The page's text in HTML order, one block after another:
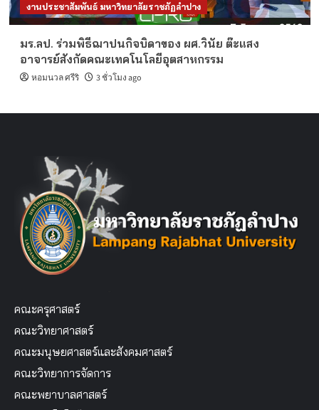
งานประชาสัมพันธ์ มหาวิทยาลัยราชภัฏลำปาง
มร.ลป. ร่วมพิธีฌาปนกิจบิดาของ ผศ.วินัย ต๊ะแสง
อาจารย์สังกัดคณะเทคโนโลยีอุตสาหกรรม
หอมนวล ศรีริ 3 ชั่วโมง ago
คณะครุศาสตร์
คณะวิทยาศาสตร์
คณะมนุษยศาสตร์และสังคมศาสตร์
คณะวิทยาการจัดการ
คณะพยาบาลศาสตร์